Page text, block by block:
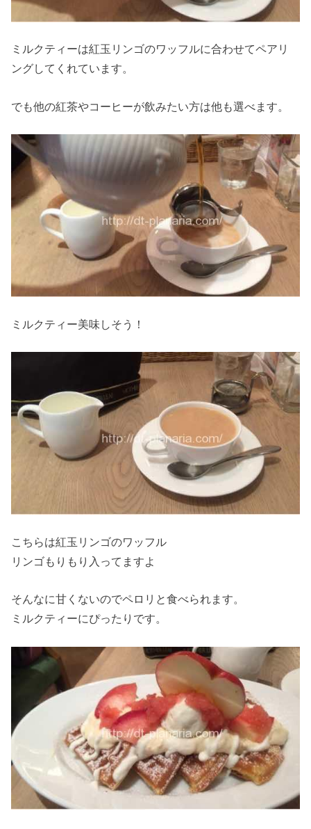
ミルクティーは紅玉リンゴのワッフルに合わせてペアリ
ングしてくれています。
でも他の紅茶やコーヒーが飲みたい方は他も選べます。
ミルクティー美味しそう！
こちらは紅玉リンゴのワッフル
リンゴもりもり入ってますよ
そんなに甘くないのでペロリと食べられます。
ミルクティーにぴったりです。